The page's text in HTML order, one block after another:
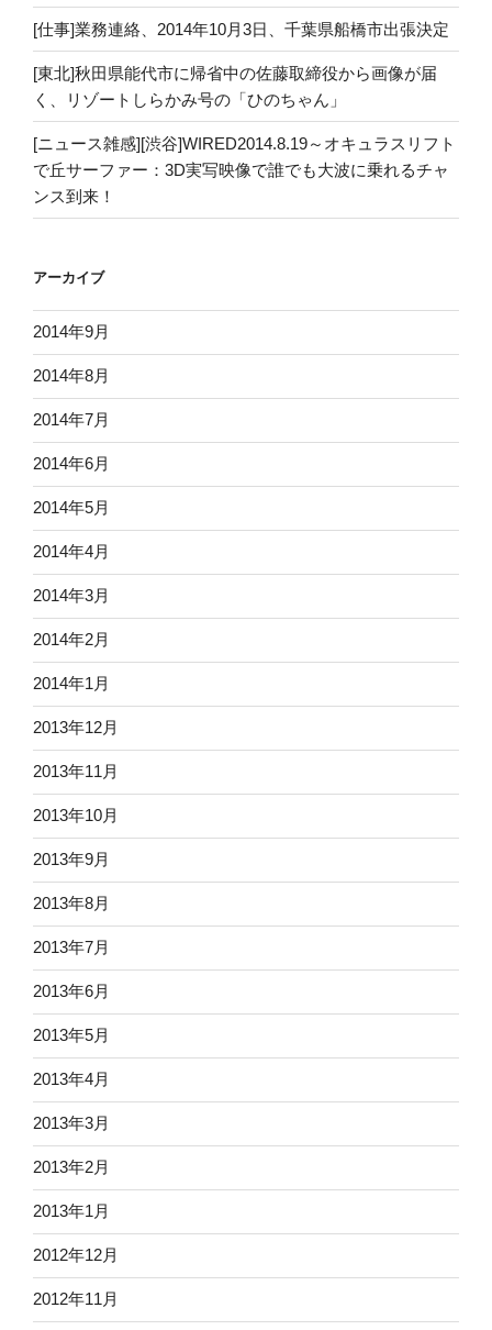
[仕事]業務連絡、2014年10月3日、千葉県船橋市出張決定
[東北]秋田県能代市に帰省中の佐藤取締役から画像が届
く、リゾートしらかみ号の「ひのちゃん」
[ニュース雑感][渋谷]WIRED2014.8.19～オキュラスリフト
で丘サーファー：3D実写映像で誰でも大波に乗れるチャ
ンス到来！
アーカイブ
2014年9月
2014年8月
2014年7月
2014年6月
2014年5月
2014年4月
2014年3月
2014年2月
2014年1月
2013年12月
2013年11月
2013年10月
2013年9月
2013年8月
2013年7月
2013年6月
2013年5月
2013年4月
2013年3月
2013年2月
2013年1月
2012年12月
2012年11月